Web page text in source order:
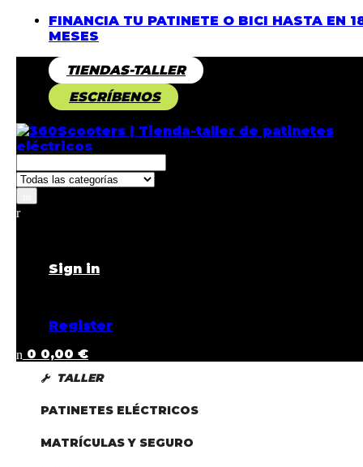
FINANCIA TU PATINETE O BICI HASTA EN
MESES
TIENDAS-TALLER
ESCRÍBENOS
Sign in
Register
0 0,00 €
TALLER
PATINETES ELÉCTRICOS
MATRÍCULAS Y SEGURO